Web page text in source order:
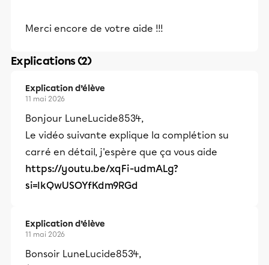
Merci encore de votre aide !!!
Explications (2)
Explication d’élève
11 mai 2026
Bonjour LuneLucide8534,
Le vidéo suivante explique la complétion su
carré en détail, j'espère que ça vous aide
https://youtu.be/xqFi-udmALg?
si=lkQwUSOYfKdm9RGd
Explication d’élève
11 mai 2026
Bonsoir LuneLucide8534,